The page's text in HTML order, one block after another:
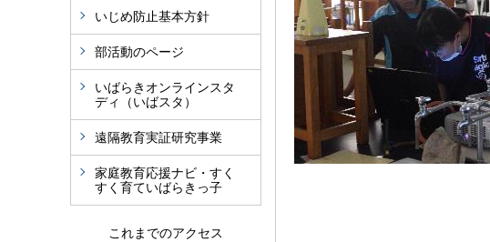
いじめ防止基本方針
部活動のページ
いばらきオンラインスタ
ディ（いばスタ）
遠隔教育実証研究事業
家庭教育応援ナビ・すく
すく育ていばらきっ子
これまでのアクセス